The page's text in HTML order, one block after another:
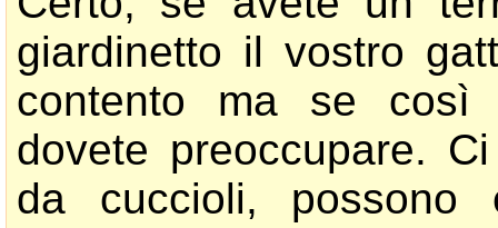
giardinetto il vostro
contento ma se
dovete preoccupare.
da cuccioli, possono